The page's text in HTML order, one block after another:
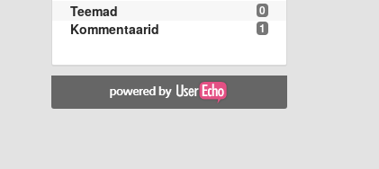
0
Teemad
1
Kommentaarid